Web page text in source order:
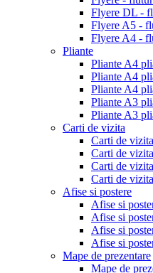
Flyere DL -
Flyere A5 -
Flyere A4 -
Pliante
Pliante A4
Pliante A4
Pliante A4
Pliante A3
Pliante A3
Carti de vizita
Carti de vizita
Carti de
Carti de
Carti de
Afise si postere
Afise si
Afise si
Afise si
Afise si
Mape de prezentare
Mape de